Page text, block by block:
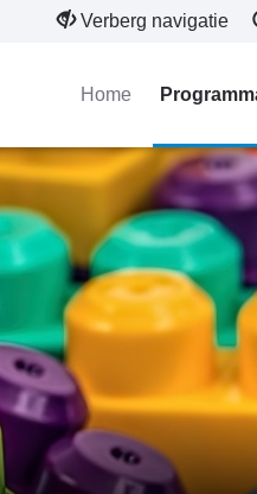
Verberg navigatie
Home